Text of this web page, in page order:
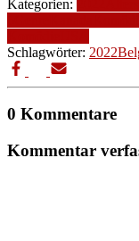
Kategorien:
Schlagwörter: 2022
0 Kommentare
Kommentar